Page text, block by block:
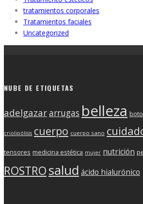
tratamientos corporales
Tratamientos faciales
Uncategorized
NUBE DE ETIQUETAS
adelgazararrugas belleza
criolipólisis cuerpo cuerpo sano
tensores medicina estética mujer nutrición
ROSTROsalud ácido hialurónico